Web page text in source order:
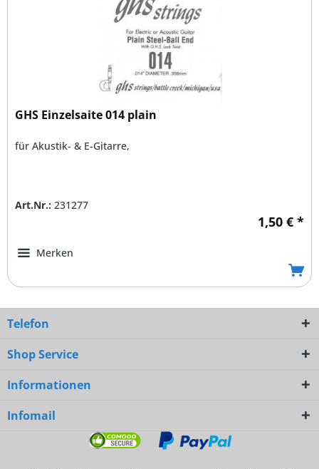
GHS Einzelsaite 014 plain
für Akustik- & E-Gitarre,
Art.Nr.: 231277
1,50 € *
Merken
Telefon
Shop Service
Informationen
Infomail